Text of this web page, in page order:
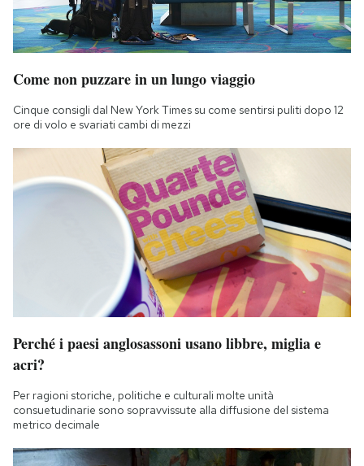
Come non puzzare in un lungo viaggio
Cinque consigli dal New York Times su come sentirsi puliti dopo 12
ore di volo e svariati cambi di mezzi
Perché i paesi anglosassoni usano libbre, miglia e
acri?
Per ragioni storiche, politiche e culturali molte unità
consuetudinarie sono sopravvissute alla diffusione del sistema
metrico decimale